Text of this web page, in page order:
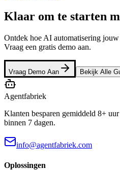
Klaar om te starten
Ontdek hoe AI automatisering
Vraag een gratis demo aan.
Vraag Demo Aan Bekijk Alle
Agentfabriek
Klanten besparen gemiddeld 8+
binnen 7 dagen.
info@agentfabriek.com
Oplossingen